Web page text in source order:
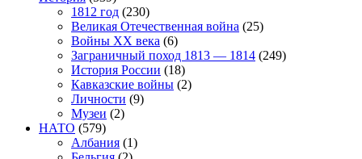
1812 год (230)
Великая Отечественная война (25)
Войны XX века (6)
Заграничный поход 1813 — 1814 (249)
История России (18)
Кавказские войны (2)
Личности (9)
Музеи (2)
НАТО (579)
Албания (1)